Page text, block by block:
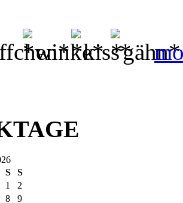
S S
1
2
8
9